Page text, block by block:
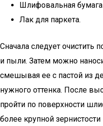
Шлифовальная
Лак для паркета.
Сначала следует очистить
и пыли. Затем можно
смешывая ее с пастой из
нужного оттенка. После
пройти по поверхности
более крупной